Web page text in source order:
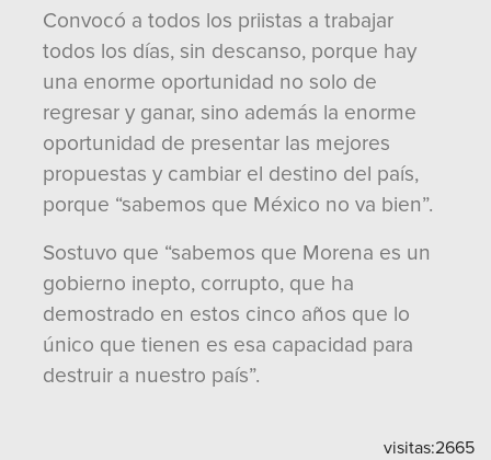
Convocó a todos los priistas a trabajar
todos los días, sin descanso, porque hay
una enorme oportunidad no solo de
regresar y ganar, sino además la enorme
oportunidad de presentar las mejores
propuestas y cambiar el destino del país,
porque “sabemos que México no va bien”.
Sostuvo que “sabemos que Morena es un
gobierno inepto, corrupto, que ha
demostrado en estos cinco años que lo
único que tienen es esa capacidad para
destruir a nuestro país”.
visitas:2665